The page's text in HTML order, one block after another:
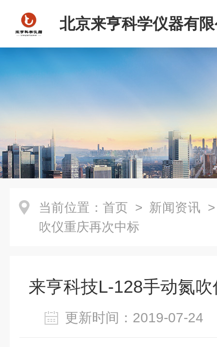
北京来亨科学仪器有
当前位置： 首页 > 新闻资讯
吹仪重庆再次中标
来亨科技L-128手动氮
更新时间：2019-07-